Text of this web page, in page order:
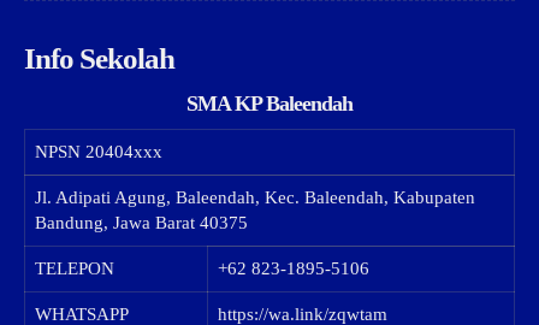
Info Sekolah
SMA KP Baleendah
NPSN 20404xxx
Jl. Adipati Agung, Baleendah, Kec. Baleendah, Kabupaten
Bandung, Jawa Barat 40375
TELEPON +62 823-1895-5106
WHATSAPP https://wa.link/zqwtam